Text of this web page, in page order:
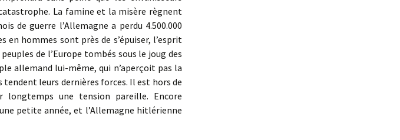
La famine et la misère règnent
de guerre l’Allemagne a perdu 4.500.000
en hommes sont près de s’épuiser, l’esprit
de l’Europe tombés sous le joug des
allemand lui-même, qui n’aperçoit pas la
tendent leurs dernières forces. Il est hors de
longtemps une tension pareille. Encore
petite année, et l’Allemagne hitlérienne